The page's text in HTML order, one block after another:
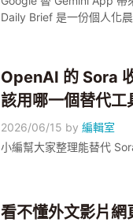
Daily Brief 是一份個人化
OpenAI 的 Sora
該用哪一個替代工
2026/06/15 by編輯室
小編幫大家整理能替代
看不懂外文影片網